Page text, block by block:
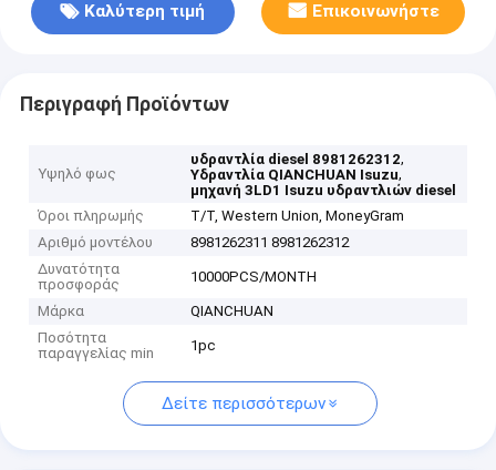
Καλύτερη τιμή Επικοινωνήστε
Περιγραφή Προϊόντων
Υψηλό φως
υδραντλία diesel 8981262312,
Υδραντλία QIANCHUAN Isuzu,
μηχανή 3LD1 Isuzu υδραντλιών diesel
Όροι πληρωμής
T/T, Western Union, MoneyGram
Αριθμό μοντέλου
8981262311 8981262312
Δυνατότητα
προσφοράς
10000PCS/MONTH
Μάρκα
QIANCHUAN
Ποσότητα
παραγγελίας min
1pc
Δείτε περισσότερων